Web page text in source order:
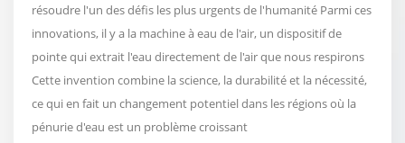
résoudre l'un des défis les plus urgents de l'humanité Parmi ces
innovations, il y a la machine à eau de l'air, un dispositif de
pointe qui extrait l'eau directement de l'air que nous respirons
Cette invention combine la science, la durabilité et la nécessité,
ce qui en fait un changement potentiel dans les régions où la
pénurie d'eau est un problème croissant